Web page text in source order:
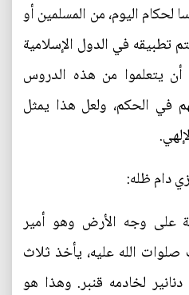
اليوم، من المسلمين أو
تطبيقه في الدول الإسلامية
أن يتعلموا من هذه الدروس
في الحكم، ولعل هذا يمثل
دام ظله:
على وجه الأرض وهو أمير
الله عليه، يأخذ ثلاث
لخادمه قنبر. وهذا هو